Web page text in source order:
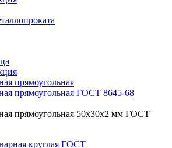
прямоугольная
прямоугольная ГОСТ 8645-68
прямоугольная 50x30x2 мм ГОСТ
круглая ГОСТ